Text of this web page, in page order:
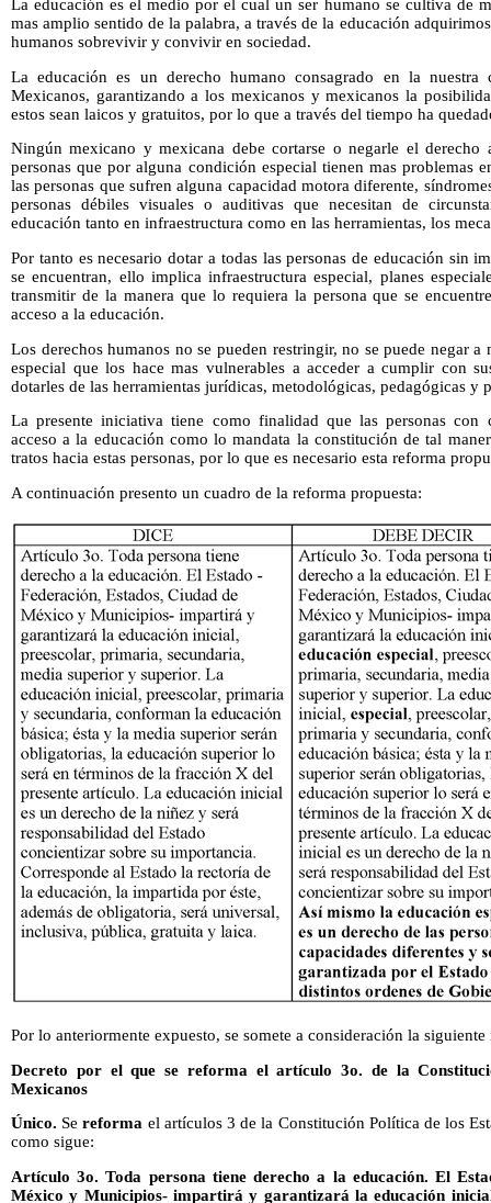
La educación es el medio por el cual un ser humano se cultiva de
mas amplio sentido de la palabra, a través de la educación
humanos sobrevivir y convivir en sociedad.
La educación es un derecho humano consagrado en la nuestra
Mexicanos, garantizando a los mexicanos y mexicanos la
estos sean laicos y gratuitos, por lo que a través del tiempo ha
Ningún mexicano y mexicana debe cortarse o negarle el derecho
personas que por alguna condición especial tienen mas problemas
las personas que sufren alguna capacidad motora diferente,
personas débiles visuales o auditivas que necesitan de
educación tanto en infraestructura como en las herramientas, los
Por tanto es necesario dotar a todas las personas de educación sin
se encuentran, ello implica infraestructura especial, planes
transmitir de la manera que lo requiera la persona que se
acceso a la educación.
Los derechos humanos no se pueden restringir, no se puede negar
especial que los hace mas vulnerables a acceder a cumplir con
dotarles de las herramientas jurídicas, metodológicas, pedagógicas y
La presente iniciativa tiene como finalidad que las personas con
acceso a la educación como lo mandata la constitución de tal
tratos hacia estas personas, por lo que es necesario esta reforma
A continuación presento un cuadro de la reforma propuesta:
Por lo anteriormente expuesto, se somete a consideración la
Decreto por el que se reforma el artículo 3o. de la
Mexicanos
Único. Sereforma el artículos 3 de la Constitución Política de los
como sigue:
Artículo 3o. Toda persona tiene derecho a la educación. El
México y Municipios- impartirá y garantizará la educación